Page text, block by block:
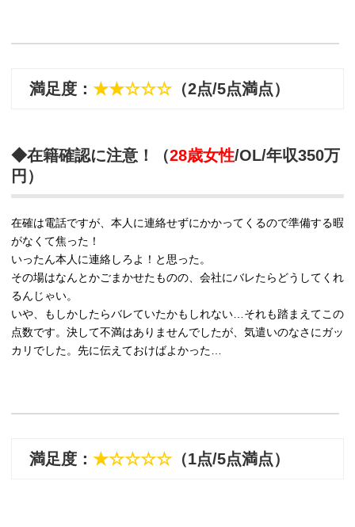
満足度： ★★☆☆☆ （2点/5点満点）
◆在籍確認に注意！（28歳女性/OL/年収350万
円）
在確は電話ですが、本人に連絡せずにかかってくるので準備する暇
がなくて焦った！
いったん本人に連絡しろよ！と思った。
その場はなんとかごまかせたものの、会社にバレたらどうしてくれ
るんじゃい。
いや、もしかしたらバレていたかもしれない…それも踏まえてこの
点数です。決して不満はありませんでしたが、気遣いのなさにガッ
カリでした。先に伝えておけばよかった…
満足度： ★☆☆☆☆ （1点/5点満点）